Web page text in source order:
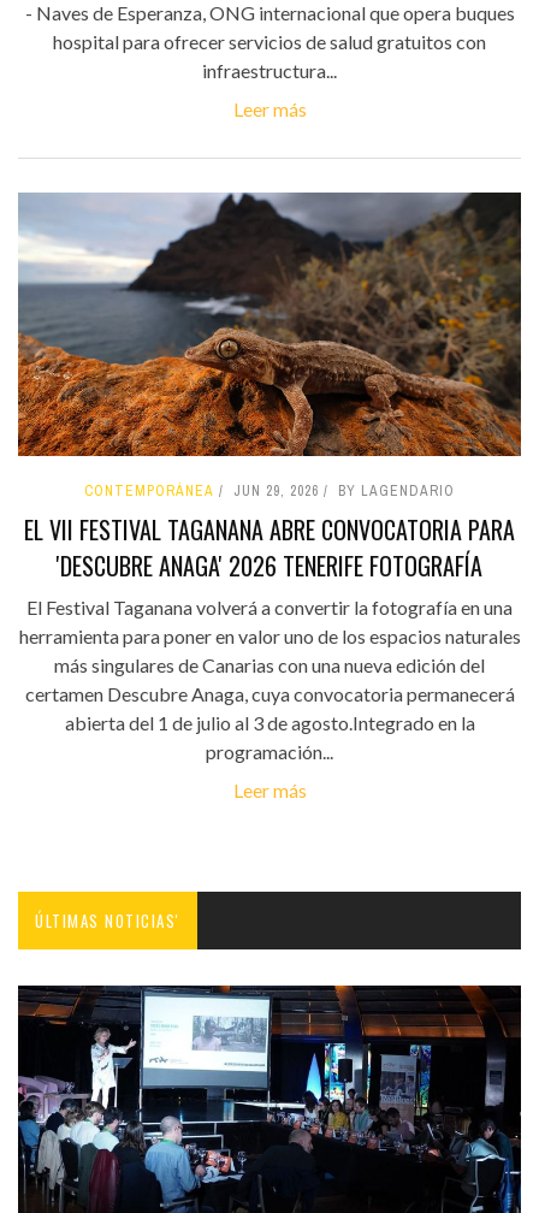
- Naves de Esperanza, ONG internacional que opera buques
hospital para ofrecer servicios de salud gratuitos con
infraestructura...
Leer más
CONTEMPORÁNEA JUN 29, 2026 BY LAGENDARIO
EL VII FESTIVAL TAGANANA ABRE CONVOCATORIA PARA
'DESCUBRE ANAGA' 2026 TENERIFE FOTOGRAFÍA
El Festival Taganana volverá a convertir la fotografía en una
herramienta para poner en valor uno de los espacios naturales
más singulares de Canarias con una nueva edición del
certamen Descubre Anaga, cuya convocatoria permanecerá
abierta del 1 de julio al 3 de agosto.Integrado en la
programación...
Leer más
ÚLTIMAS NOTICIAS'